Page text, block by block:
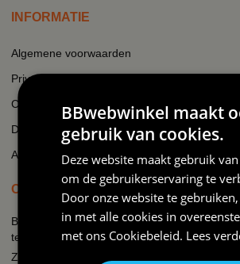
INFORMATIE
Algemene voorwaarden
Privacy
Cookie beleid
Disclaimer
AI-transparantieverklaring
OVER BBWEBWINKEL.NL
BBwebwinkel is een webshop die zich richt
te maken heeft en bedrukking van textiel en
Zo kun je bij ons terecht voor een uitgebreid
BBwebwinkel maakt
gebruik van cookies.
Deze website maakt gebruik
om de gebruikerservaring te
Door onze website te
in met alle cookies in
met ons Cookiebeleid. Lees